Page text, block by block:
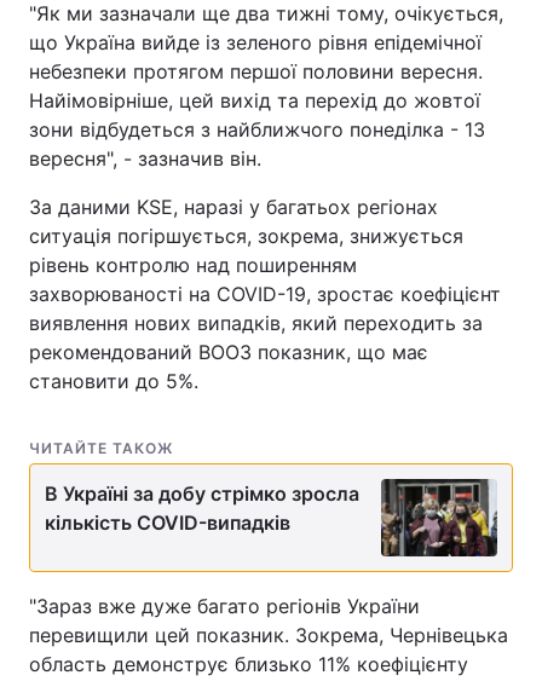
"Як ми зазначали ще два тижні тому, очікується,
що Україна вийде із зеленого рівня епідемічної
небезпеки протягом першої половини вересня.
Найімовірніше, цей вихід та перехід до жовтої
зони відбудеться з найближчого понеділка - 13
вересня", - зазначив він.
За даними KSE, наразі у багатьох регіонах
ситуація погіршується, зокрема, знижується
рівень контролю над поширенням
захворюваності на COVID-19, зростає коефіцієнт
виявлення нових випадків, який переходить за
рекомендований ВООЗ показник, що має
становити до 5%.
ЧИТАЙТЕ ТАКОЖ
В Україні за добу стрімко зросла
кількість COVID-випадків
"Зараз вже дуже багато регіонів України
перевищили цей показник. Зокрема, Чернівецька
область демонструє близько 11% коефіцієнту